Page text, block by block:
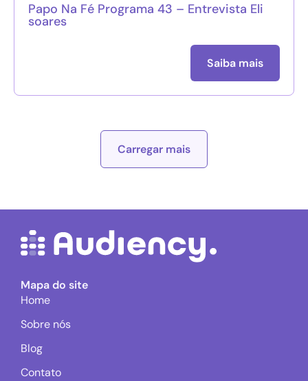
Papo Na Fé Programa 43 – Entrevista Eli
soares
Saiba mais
Carregar mais
Mapa do site
Home
Sobre nós
Blog
Contato